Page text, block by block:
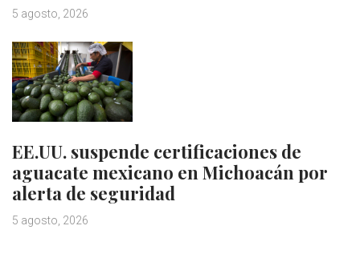
5 agosto, 2026
EE.UU. suspende certificaciones de
aguacate mexicano en Michoacán por
alerta de seguridad
5 agosto, 2026